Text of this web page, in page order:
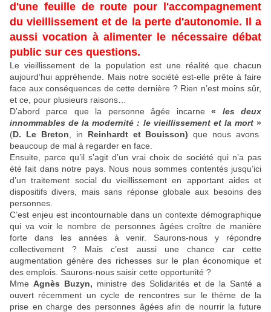
d'une feuille de route pour l'accompagnement
du vieillissement et de la perte d'autonomie. Il a
aussi vocation à alimenter le nécessaire débat
public sur ces questions.
Le vieillissement de la population est une réalité que chacun
aujourd’hui appréhende. Mais notre société est-elle prête à faire
face aux conséquences de cette dernière ? Rien n’est moins sûr,
et ce, pour plusieurs raisons…
D’abord parce que la personne âgée incarne« les deux
innommables de la modernité : le vieillissement et la mort»
(D. Le Breton , in Reinhardt et Bouisson) que nous avons
beaucoup de mal à regarder en face.
Ensuite, parce qu’il s’agit d’un vrai choix de société qui n’a pas
été fait dans notre pays. Nous nous sommes contentés jusqu’ici
d’un traitement social du vieillissement en apportant aides et
dispositifs divers, mais sans réponse globale aux besoins des
personnes.
C’est enjeu est incontournable dans un contexte démographique
qui va voir le nombre de personnes âgées croître de manière
forte dans les années à venir. Saurons-nous y répondre
collectivement ? Mais c’est aussi une chance car cette
augmentation génère des richesses sur le plan économique et
des emplois. Saurons-nous saisir cette opportunité ?
Mme Agnès Buzyn, ministre des Solidarités et de la Santé a
ouvert récemment un cycle de rencontres sur le thème de la
prise en charge des personnes âgées afin de nourrir la future